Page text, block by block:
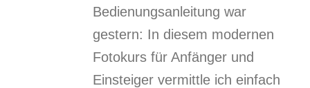
Bedienungsanleitung war
gestern: In diesem modernen
Fotokurs für Anfänger und
Einsteiger vermittle ich einfach